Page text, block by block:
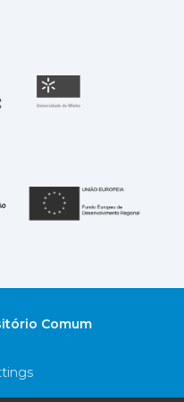
Fundação para a
República Portuguesa
Comum